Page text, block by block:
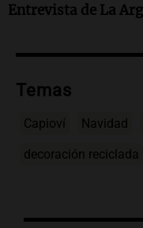
Entrevista de La
Temas
Capioví Navidad
decoración reciclada